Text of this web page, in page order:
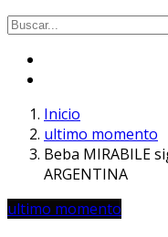
Inicio
ultimo momento
Beba MIRABILE
ARGENTINA
ultimo momento